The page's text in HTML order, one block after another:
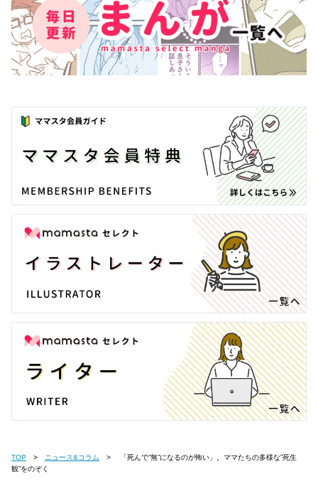
TOP ニュース&コラム
観”をのぞく